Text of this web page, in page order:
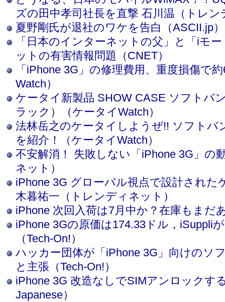
ズの田中孝司社長を直撃 石川温（トレ
夏野剛氏が退社のワケを告白（ASCII.jp）
「日本のインターネットの父」と「iモ
ットの有害情報問題（CNET）
「iPhone 3G」の修理費用、重度損傷で
Watch）
ケータイ新製品 SHOW CASE ソフトバ
ラック）（ケータイWatch）
法林岳之のケータイしようぜ!! ソフトバ
を紹介！（ケータイWatch）
不安解消！ 失敗しない「iPhone 3G」の
ネット）
iPhone 3G グローバル視点で設計された
木暮祐一（トレンディネット）
iPhone 次回入荷は7月中か？在庫もまだ
iPhone 3Gの原価は174.33ドル，iSuppli
（Tech-On!）
ハッカー団体が「iPhone 3G」向けのソ
と主張（Tech-On!）
iPhone 3G 改造なしでSIMアンロックす
Japanese）